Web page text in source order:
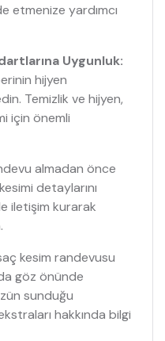
etmenize yardımcı
Uygunluk:
hijyen
Temizlik ve hijyen,
için önemli
almadan önce
detaylarını
iletişim kurarak
kesim randevusu
göz önünde
sunduğu
hakkında bilgi